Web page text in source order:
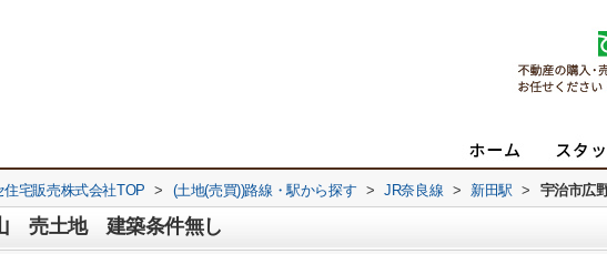
宅販売株式会社TOP > (土地(売買))路線・駅から探す > JR奈良線 > 新田駅 > 宇治市広
売土地 建築条件無し